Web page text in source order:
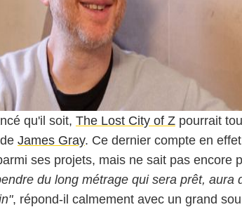
qu'il soit, The Lost City of Z pourrait
James Gray. Ce dernier compte en
ses projets, mais ne sait pas encore
du long métrage qui sera prêt, aura
, répond-il calmement avec un grand